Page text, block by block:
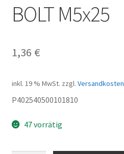
BOLT M5x25
1,36 €
inkl. 19 % MwSt. zzgl. Versandkosten
P402540500101810
47 vorrätig